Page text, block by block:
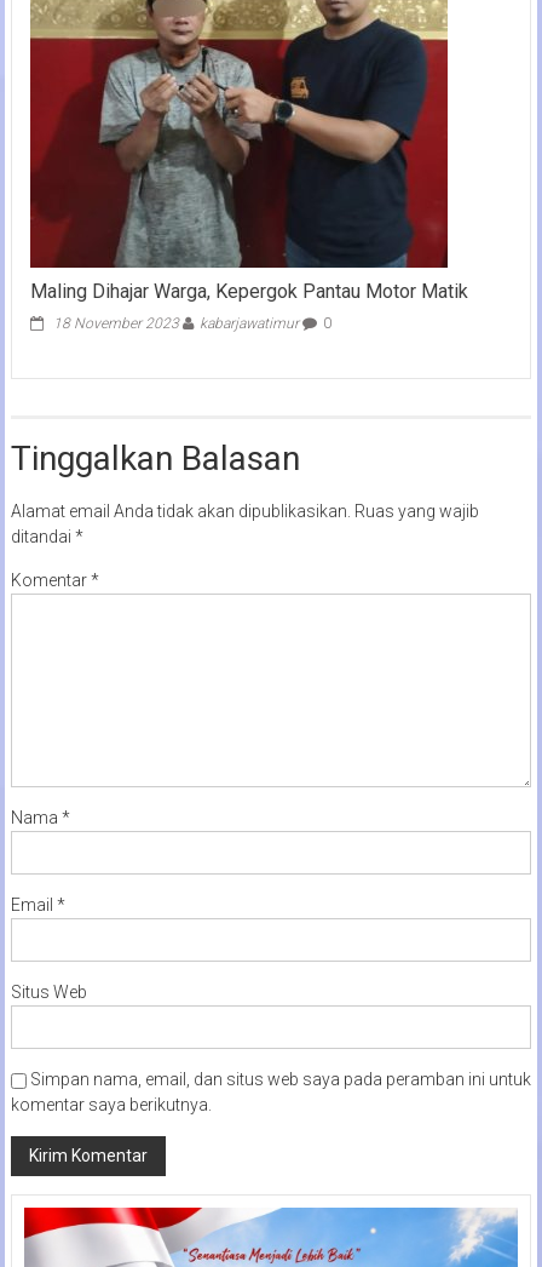
Maling Dihajar Warga, Kepergok Pantau Motor Matik
18 November 2023 kabarjawatimur 0
Tinggalkan Balasan
Alamat email Anda tidak akan dipublikasikan. Ruas yang wajib
ditandai *
Komentar*
Nama *
Email *
Situs Web
Simpan nama, email, dan situs web saya pada peramban ini untuk
komentar saya berikutnya.